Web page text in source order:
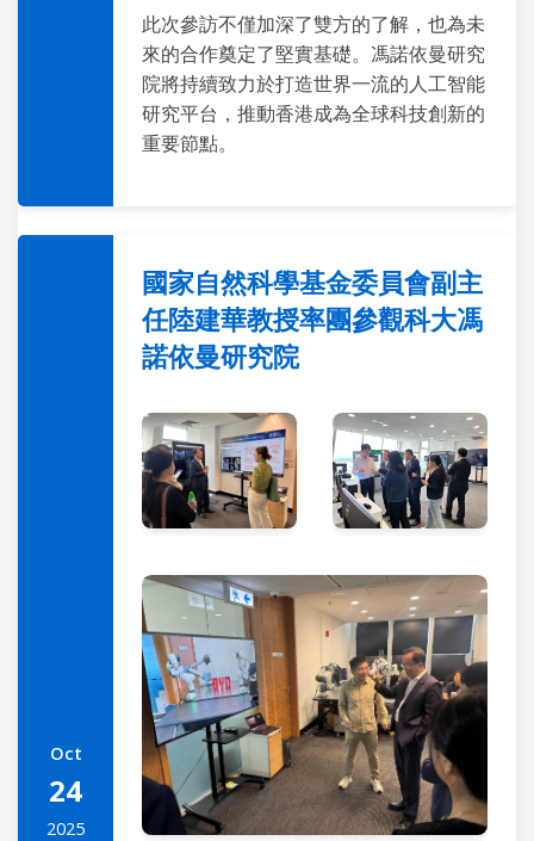
此次參訪不僅加深了雙方的了解，也為未
來的合作奠定了堅實基礎。馮諾依曼研究
院將持續致力於打造世界一流的人工智能
研究平台，推動香港成為全球科技創新的
重要節點。
Oct
24
2025
國家自然科學基金委員會副主
任陸建華教授率團參觀科大馮
諾依曼研究院